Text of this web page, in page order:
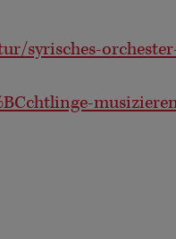
syrisches-